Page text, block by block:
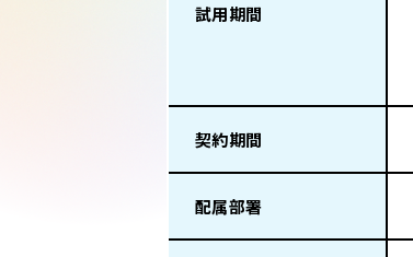
試用期間
契約期間
配属部署